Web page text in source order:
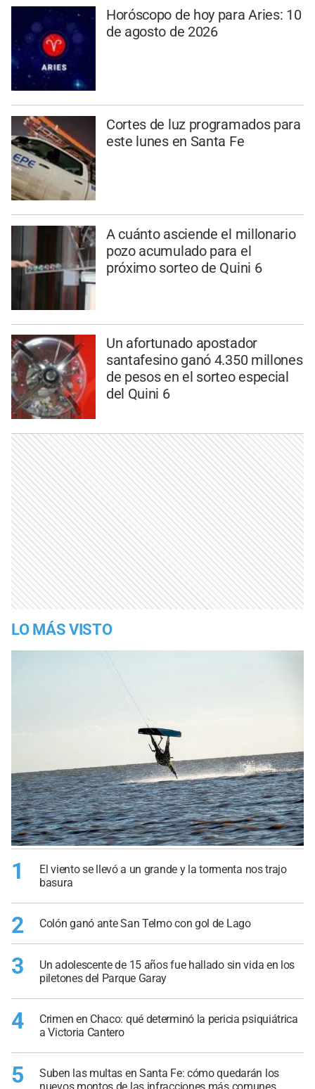
Horóscopo de hoy para Aries: 10
de agosto de 2026
Cortes de luz programados para
este lunes en Santa Fe
A cuánto asciende el millonario
pozo acumulado para el
próximo sorteo de Quini 6
Un afortunado apostador
santafesino ganó 4.350 millones
de pesos en el sorteo especial
del Quini 6
LO MÁS VISTO
1
El viento se llevó a un grande y la tormenta nos trajo
basura
2 Colón ganó ante San Telmo con gol de Lago
3
Un adolescente de 15 años fue hallado sin vida en los
piletones del Parque Garay
4
Crimen en Chaco: qué determinó la pericia psiquiátrica
a Victoria Cantero
5
Suben las multas en Santa Fe: cómo quedarán los